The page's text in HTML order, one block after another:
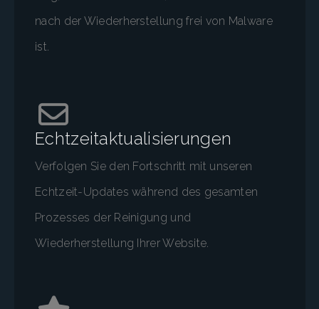
nach der Wiederherstellung frei von Malware
ist.
Echtzeitaktualisierungen
Verfolgen Sie den Fortschritt mit unseren
Echtzeit-Updates während des gesamten
Prozesses der Reinigung und
Wiederherstellung Ihrer Website.